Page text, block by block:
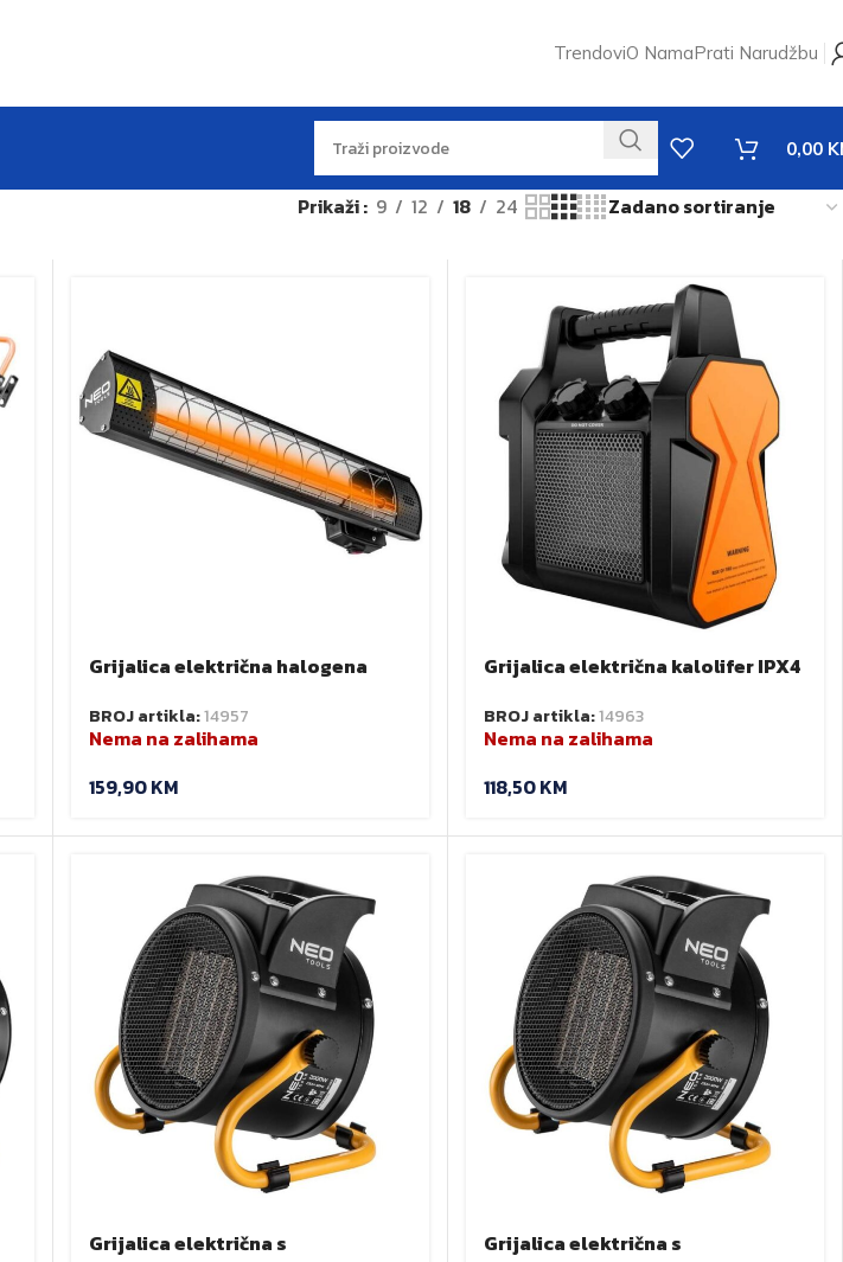
TrendoviO NamaPrati Narudžbu
0,00
Prikaži 9 12 18 24
Grijalica električna halogena
BROJ artikla:14957
Nema na zalihama
159,90KM
Grijalica električna kalolifer IPX4
BROJ artikla:14963
Nema na zalihama
118,50KM
Grijalica električna s
Grijalica električna s